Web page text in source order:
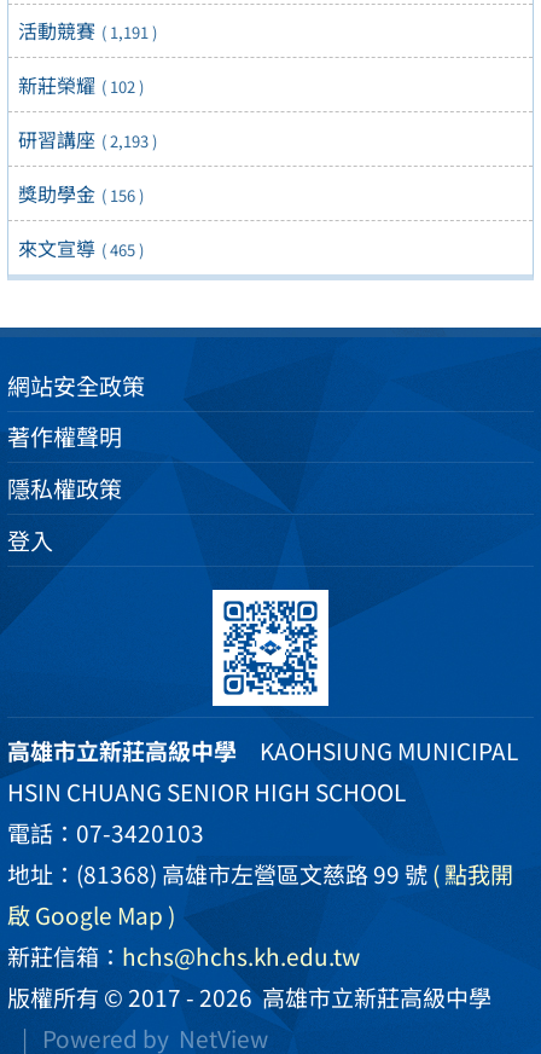
活動競賽 ( 1,191 )
新莊榮耀 ( 102 )
研習講座 ( 2,193 )
獎助學金 ( 156 )
來文宣導 ( 465 )
網站安全政策
著作權聲明
隱私權政策
登入
高雄市立新莊高級中學 KAOHSIUNG MUNICIPAL
HSIN CHUANG SENIOR HIGH SCHOOL
電話：07-3420103
地址：(81368) 高雄市左營區文慈路 99 號( 點我開
啟 Google Map )
新莊信箱： hchs@hchs.kh.edu.tw
版權所有 © 2017 - 2026高雄市立新莊高級中學
| Powered by NetView